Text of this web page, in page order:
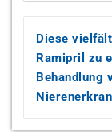
Diese
Ramipril zu
Behandlung